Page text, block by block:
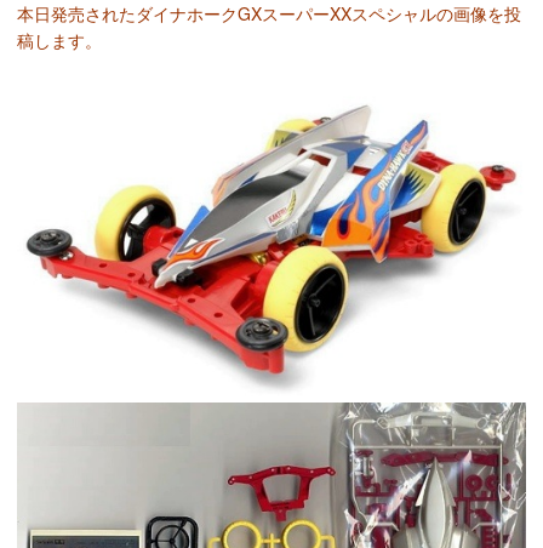
本日発売されたダイナホークGXスーパーXXスペシャルの画像を投
稿します。